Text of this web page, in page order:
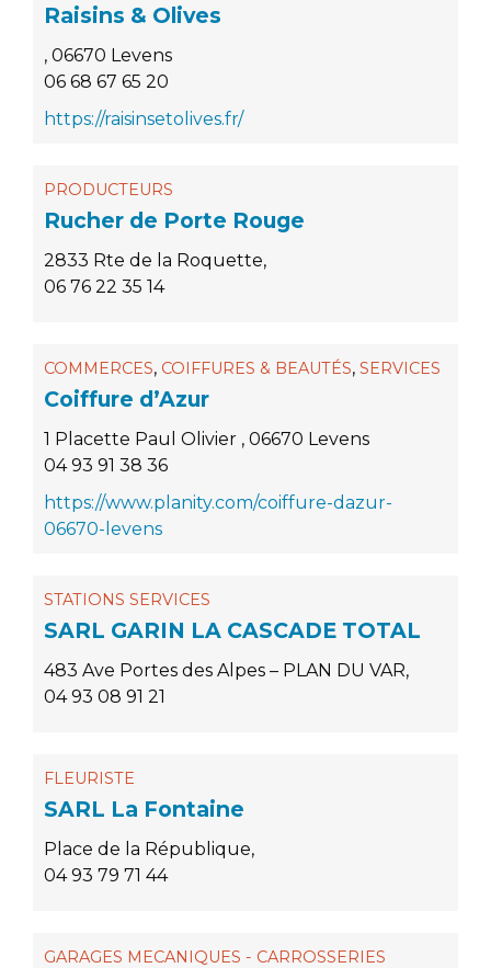
Raisins & Olives
, 06670 Levens
06 68 67 65 20
https://raisinsetolives.fr/
PRODUCTEURS
Rucher de Porte Rouge
2833 Rte de la Roquette,
06 76 22 35 14
COMMERCES, COIFFURES & BEAUTÉS, SERVICES
Coiffure d’Azur
1 Placette Paul Olivier , 06670 Levens
04 93 91 38 36
https://www.planity.com/coiffure-dazur-
06670-levens
STATIONS SERVICES
SARL GARIN LA CASCADE TOTAL
483 Ave Portes des Alpes – PLAN DU VAR,
04 93 08 91 21
FLEURISTE
SARL La Fontaine
Place de la République,
04 93 79 71 44
GARAGES MECANIQUES - CARROSSERIES